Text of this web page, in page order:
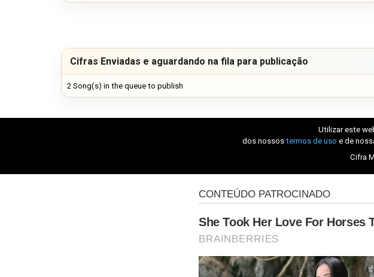
Cifras Enviadas e aguardando na fila para publicação
2 Song(s) in the queue to publish
Utilizar este
dos nossos termos de uso e de
Cifra